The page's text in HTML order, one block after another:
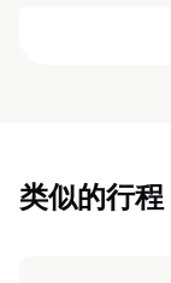
类似的行程